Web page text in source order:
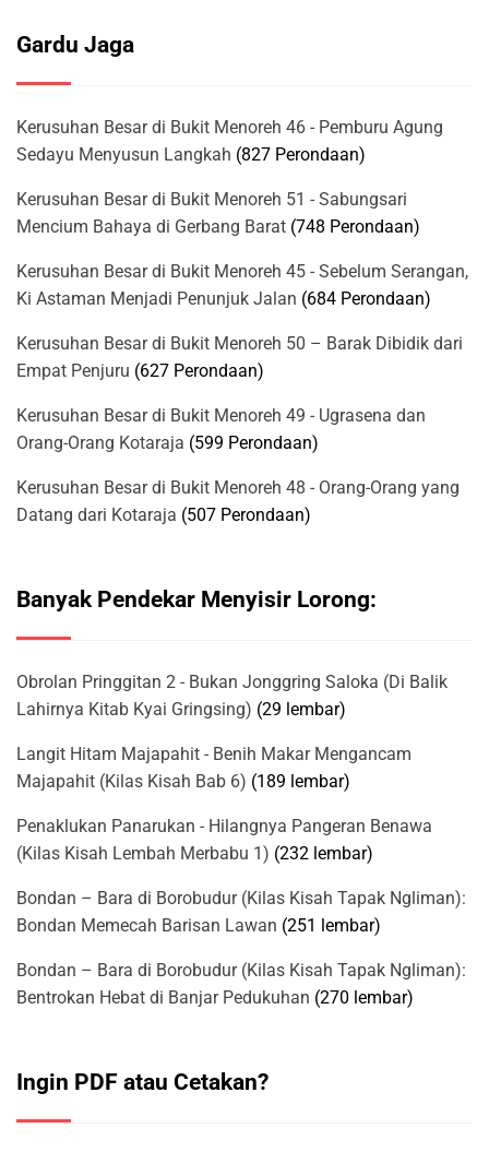
Gardu Jaga
Kerusuhan Besar di Bukit Menoreh 46 - Pemburu Agung
Sedayu Menyusun Langkah (827 Perondaan)
Kerusuhan Besar di Bukit Menoreh 51 - Sabungsari
Mencium Bahaya di Gerbang Barat (748 Perondaan)
Kerusuhan Besar di Bukit Menoreh 45 - Sebelum Serangan,
Ki Astaman Menjadi Penunjuk Jalan (684 Perondaan)
Kerusuhan Besar di Bukit Menoreh 50 – Barak Dibidik dari
Empat Penjuru (627 Perondaan)
Kerusuhan Besar di Bukit Menoreh 49 - Ugrasena dan
Orang-Orang Kotaraja (599 Perondaan)
Kerusuhan Besar di Bukit Menoreh 48 - Orang-Orang yang
Datang dari Kotaraja (507 Perondaan)
Banyak Pendekar Menyisir Lorong:
Obrolan Pringgitan 2 - Bukan Jonggring Saloka (Di Balik
Lahirnya Kitab Kyai Gringsing) (29 lembar)
Langit Hitam Majapahit - Benih Makar Mengancam
Majapahit (Kilas Kisah Bab 6) (189 lembar)
Penaklukan Panarukan - Hilangnya Pangeran Benawa
(Kilas Kisah Lembah Merbabu 1) (232 lembar)
Bondan – Bara di Borobudur (Kilas Kisah Tapak Ngliman):
Bondan Memecah Barisan Lawan (251 lembar)
Bondan – Bara di Borobudur (Kilas Kisah Tapak Ngliman):
Bentrokan Hebat di Banjar Pedukuhan (270 lembar)
Ingin PDF atau Cetakan?